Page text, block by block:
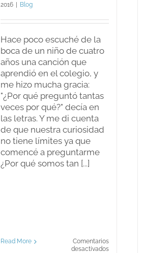
2016
Blog
Hace poco escuché de la
boca de un niño de cuatro
años una canción que
aprendió en el colegio, y
me hizo mucha gracia:
"¿Por qué preguntó tantas
veces por qué?" decía en
las letras. Y me di cuenta
de que nuestra curiosidad
no tiene límites ya que
comencé a preguntarme
¿Por qué somos tan [...]
Read More
Comentarios
desactivadosen